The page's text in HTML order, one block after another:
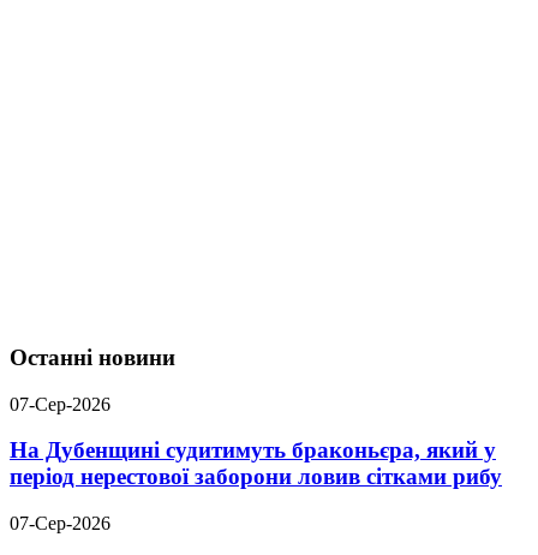
Останні новини
07-Сер-2026
На Дубенщині судитимуть браконьєра, який у
період нерестової заборони ловив сітками рибу
07-Сер-2026